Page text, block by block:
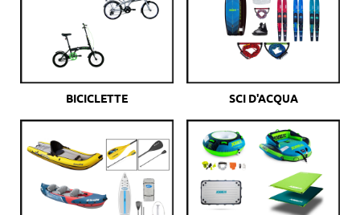
BICICLETTE SCI D'ACQUA